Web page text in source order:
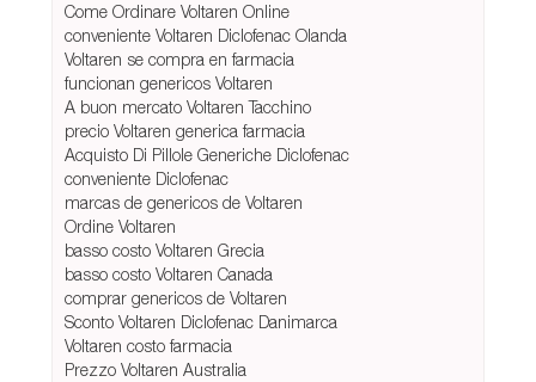
Come Ordinare Voltaren Online
conveniente Voltaren Diclofenac Olanda
Voltaren se compra en farmacia
funcionan genericos Voltaren
A buon mercato Voltaren Tacchino
precio Voltaren generica farmacia
Acquisto Di Pillole Generiche Diclofenac
conveniente Diclofenac
marcas de genericos de Voltaren
Ordine Voltaren
basso costo Voltaren Grecia
basso costo Voltaren Canada
comprar genericos de Voltaren
Sconto Voltaren Diclofenac Danimarca
Voltaren costo farmacia
Prezzo Voltaren Australia